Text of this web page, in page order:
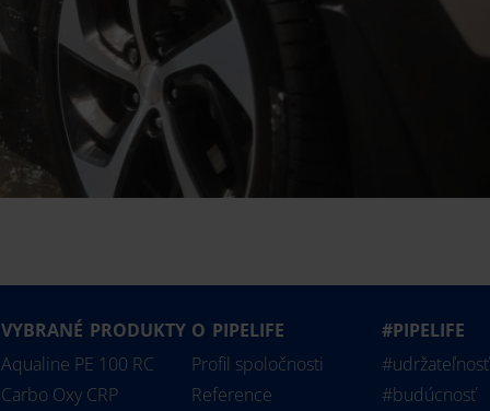
VYBRANÉ PRODUKTY
Aqualine PE 100 RC
Carbo Oxy CRP
O PIPELIFE
Profil spoločnosti
Reference
#PIPELIFE
#udržateľnosť
#budúcnosť